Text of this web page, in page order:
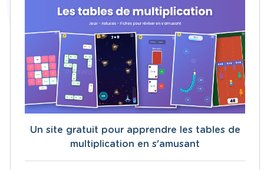
Un site gratuit pour apprendre les tables de
multiplication en s'amusant